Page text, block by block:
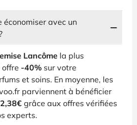
économiser avec un
Lancôme la plus
-40% sur votre
et soins. En moyenne, les
parviennent à bénéficier
grâce aux offres vérifiées
experts.